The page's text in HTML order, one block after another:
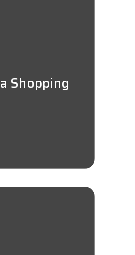
Shopping